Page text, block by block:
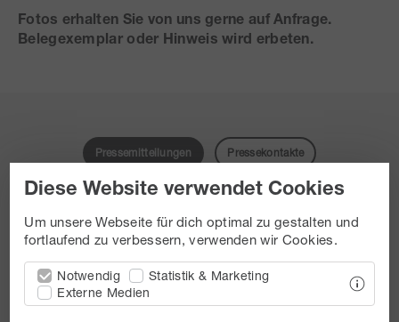
Fotos erhalten Sie von uns gerne auf Anfrage.
Belegexemplar oder Hinweis wird erbeten.
Pressemitteilungen Pressekontakte
Diese Website verwendet Cookies
Um unsere Webseite für dich optimal zu gestalten und
fortlaufend zu verbessern, verwenden wir Cookies.
Notwendig
Statistik & Marketing
Externe Medien